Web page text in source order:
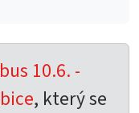
10.6. -
, který se